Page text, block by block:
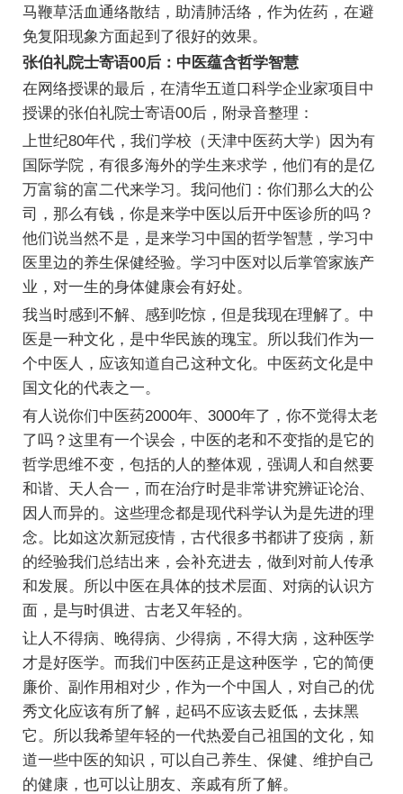
马鞭草活血通络散结，助清肺活络，作为佐药，在避
免复阳现象方面起到了很好的效果。
张伯礼院士寄语00后：中医蕴含哲学智慧
在网络授课的最后，在清华五道口科学企业家项目中
授课的张伯礼院士寄语00后，附录音整理：
上世纪80年代，我们学校（天津中医药大学）因为有
国际学院，有很多海外的学生来求学，他们有的是亿
万富翁的富二代来学习。我问他们：你们那么大的公
司，那么有钱，你是来学中医以后开中医诊所的吗？
他们说当然不是，是来学习中国的哲学智慧，学习中
医里边的养生保健经验。学习中医对以后掌管家族产
业，对一生的身体健康会有好处。
我当时感到不解、感到吃惊，但是我现在理解了。中
医是一种文化，是中华民族的瑰宝。所以我们作为一
个中医人，应该知道自己这种文化。中医药文化是中
国文化的代表之一。
有人说你们中医药2000年、3000年了，你不觉得太老
了吗？这里有一个误会，中医的老和不变指的是它的
哲学思维不变，包括的人的整体观，强调人和自然要
和谐、天人合一，而在治疗时是非常讲究辨证论治、
因人而异的。这些理念都是现代科学认为是先进的理
念。比如这次新冠疫情，古代很多书都讲了疫病，新
的经验我们总结出来，会补充进去，做到对前人传承
和发展。所以中医在具体的技术层面、对病的认识方
面，是与时俱进、古老又年轻的。
让人不得病、晚得病、少得病，不得大病，这种医学
才是好医学。而我们中医药正是这种医学，它的简便
廉价、副作用相对少，作为一个中国人，对自己的优
秀文化应该有所了解，起码不应该去贬低，去抹黑
它。所以我希望年轻的一代热爱自己祖国的文化，知
道一些中医的知识，可以自己养生、保健、维护自己
的健康，也可以让朋友、亲戚有所了解。